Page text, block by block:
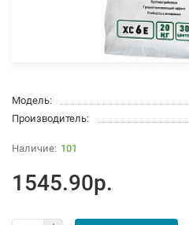
Модель:
Производитель:
101
1545.90р.